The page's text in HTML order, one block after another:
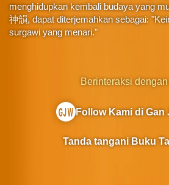
menghidupkan kembali budaya yang
神韻, dapat diterjemahkan sebagai:
surgawi yang menari."
Berinteraksi
Follow Kami di Gan
Tanda tangani Buku